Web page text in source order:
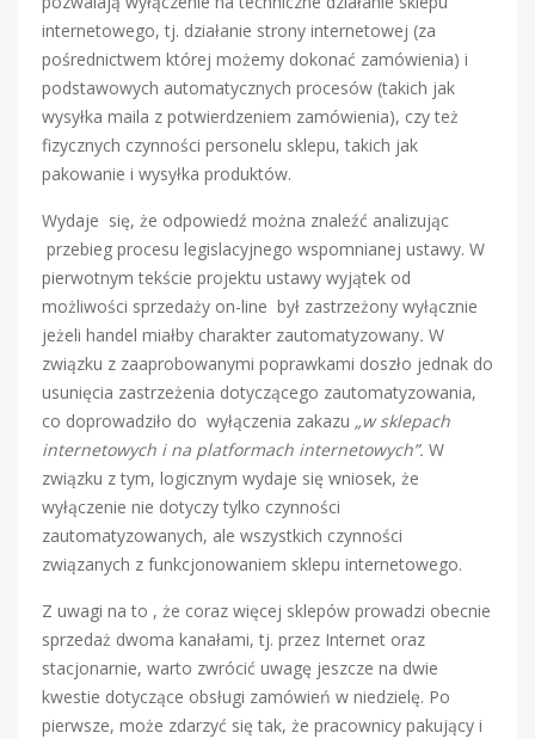
internetowego, tj. działanie strony internetowej (za
pośrednictwem której możemy dokonać zamówienia) i
podstawowych automatycznych procesów (takich jak
wysyłka maila z potwierdzeniem zamówienia), czy też
fizycznych czynności personelu sklepu, takich jak
pakowanie i wysyłka produktów.
Wydaje się, że odpowiedź można znaleźć analizując
przebieg procesu legislacyjnego wspomnianej ustawy. W
pierwotnym tekście projektu ustawy wyjątek od
możliwości sprzedaży on-line był zastrzeżony wyłącznie
jeżeli handel miałby charakter zautomatyzowany. W
związku z zaaprobowanymi poprawkami doszło jednak do
usunięcia zastrzeżenia dotyczącego zautomatyzowania,
co doprowadziło do wyłączenia zakazu „w sklepach
internetowych i na platformach internetowych”. W
związku z tym, logicznym wydaje się wniosek, że
wyłączenie nie dotyczy tylko czynności
zautomatyzowanych, ale wszystkich czynności
związanych z funkcjonowaniem sklepu internetowego.
Z uwagi na to , że coraz więcej sklepów prowadzi obecnie
sprzedaż dwoma kanałami, tj. przez Internet oraz
stacjonarnie, warto zwrócić uwagę jeszcze na dwie
kwestie dotyczące obsługi zamówień w niedzielę. Po
pierwsze, może zdarzyć się tak, że pracownicy pakujący i